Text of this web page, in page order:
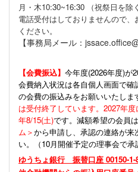
月・木10:30~16:30 （祝祭日を除
電話受付はしておりませんので
ください。
【事務局メール：
【会費振込】 今年度(2026年度)が
会費納入状況は各自個人画面で
の会費の振込みをお願いいたしま
は受付終了しています。2027年
年8/15(土)です。減額希望の会員
ム＞から申請し、承認の連絡が
い。（10月開催予定の理事会で承
ゆうちょ銀行 振替口座 00150-